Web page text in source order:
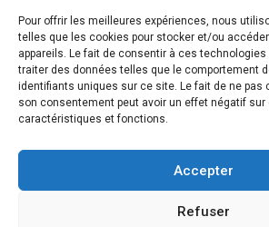
Pour offrir les meilleures expériences, nous
telles que les cookies pour stocker et/ou
appareils. Le fait de consentir à ces
traiter des données telles que le comportement
identifiants uniques sur ce site. Le fait de ne pas
son consentement peut avoir un effet négatif sur
caractéristiques et fonctions.
Accepter
Refuser
Vos coordonnées sont uniquement utilisées
lettres d'information sur nos activités. Vous
utiliser le lien de désinscription figurant dans
© LES NOUVELLES DE LA BOULANGERIE - Tous
Josh Digital
Mentions légales